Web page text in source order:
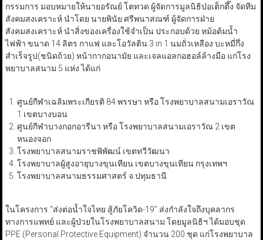
กรรมการ มอบหมายให้นายอรัณย์ โตทวด ผู้จัดการมูลนิธิป่อเต็กตึ๊ง จัดทีม
สังคมสงเคราะห์ นำโดย นายพินัย ศรีพนาสณฑ์ ผู้จัดการฝ่าย
สังคมสงเคราะห์ นำสิ่งของเครื่องใช้จำเป็น ประกอบด้วย หม้อต้มน้ำ
ไฟฟ้า ขนาด 14 ลิตร กาแฟ และโอวัลติน 3 in 1 นมถั่วเหลือง บะหมี่กึ่ง
สำเร็จรูป(ชนิดถ้วย) หน้ากากอนามัย และเจลแอลกอฮอล์ล้างมือ แก่โรง
พยาบาลสนาม 5 แห่ง ได้แก่
ศูนย์กีฬาเฉลิมพระเกียรติ 84 พรรษา หรือ โรงพยาบาลสนามเอราวัณ
1 เขตบางบอน
ศูนย์กีฬาบางกอกอารีนา หรือ โรงพยาบาลสนามเอราวัณ 2 เขต
หนองจอก
โรงพยาบาลสนามราชพิพัฒน์ เขตทวีวัฒนา
โรงพยาบาลผู้สูงอายุบางขุนเทียน เขตบางขุนเทียน กรุงเทพฯ
โรงพยาบาลสนามธรรมศาสตร์ จ.ปทุมธานี
ในโครงการ “ส่งต่อน้ำใจไทย สู้ภัยโควิด-19” ส่งกำลังใจถึงบุคลากร
ทางการแพทย์ และผู้ป่วยในโรงพยาบาลสนาม โดยมูลนิธิฯ ได้มอบชุด
PPE (Personal Protective Equipment) จำนวน 200 ชุด แก่โรงพยาบาล